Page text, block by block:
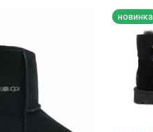
новинка